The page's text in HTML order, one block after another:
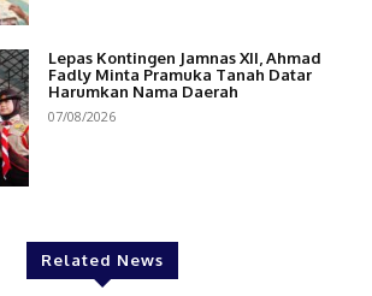
Lepas Kontingen Jamnas XII, Ahmad
Fadly Minta Pramuka Tanah Datar
Harumkan Nama Daerah
07/08/2026
Related News